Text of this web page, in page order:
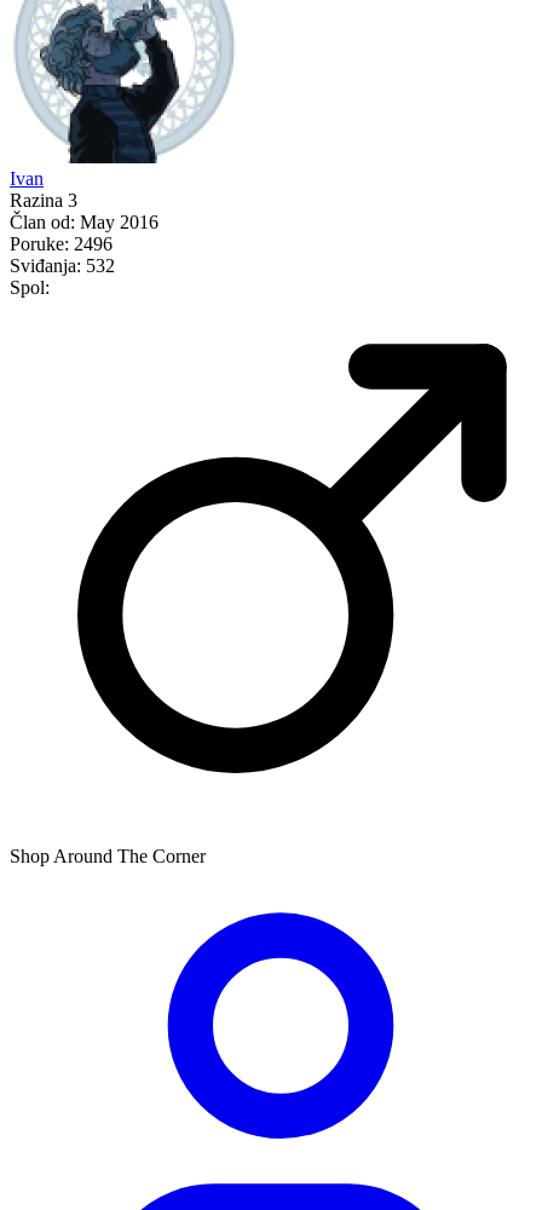
Ivan
Razina 3
Član od: May 2016
Poruke: 2496
Sviđanja: 532
Spol:
Shop Around The Corner